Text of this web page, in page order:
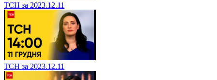
ТСН за 2023.12.11
ТСН за 2023.12.11